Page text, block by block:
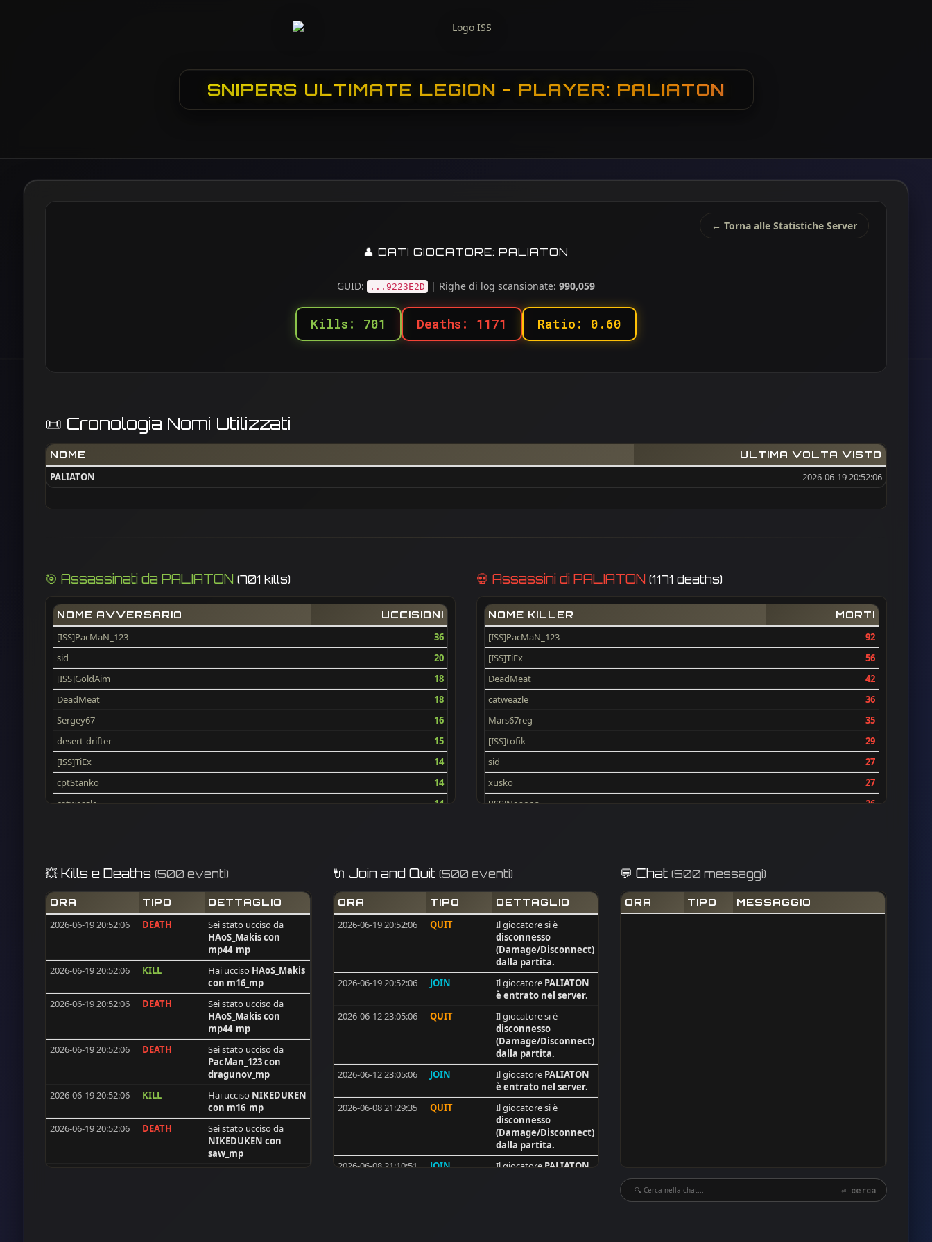
SNIPERS ULTIMATE LEGION - PLAYER: PALIATON
← Torna alle Statistiche Server
👤 DATI GIOCATORE: PALIATON
GUID: ...9223E2D | Righe di log scansionate: 990,059
Kills: 701 Deaths: 1171 Ratio: 0.60
📜 Cronologia Nomi Utilizzati
NOME ULTIMA VOLTA VISTO
PALIATON 2026-06-19 20:52:06
🎯 Assassinati da PALIATON (701 kills)
NOME AVVERSARIO UCCISIONI
[ISS]PacMaN_123
36
sid
20
[ISS]GoldAim
18
DeadMeat
18
Sergey67
16
desert-drifter
15
[ISS]TiEx
14
cptStanko
14
catweazle
14
TwistedClown
CRO_Dema
12
voxx
12
dobarkolebac
12
man_dao
12
Mauser
11
Mars67reg
9
[ISS]RaiNTeaR
9
Vinerianias
8
djanus
8
💀 Assassini di PALIATON (1171 deaths)
NOME KILLER MORTI
[ISS]PacMaN_123
92
[ISS]TiEx
56
DeadMeat
42
catweazle
36
Mars67reg
35
[ISS]tofik
29
sid
27
xusko
27
[ISS]Nenoos
26
-[V]4L-@-BILL
[ISS]GoldAim
I_R
breloque
synshallere
desert-drifter
[ISS]Trackerman
no_name
max
HAoS_Makis
BAM
djanus
CRO_Dema
12
12
💥 Kills e Deaths (500 eventi)
ORA TIPO DETTAGLIO
2026-06-19 20:52:06 DEATH
Sei stato ucciso da
HAoS_Makiscon
mp44_mp
2026-06-19 20:52:06
KILL Hai ucciso HAoS_Makis
con m16_mp
2026-06-19 20:52:06
DEATH
Sei stato ucciso da
HAoS_Makiscon
mp44_mp
2026-06-19 20:52:06
DEATH
Sei stato ucciso da
PacMan_123con
dragunov_mp
2026-06-19 20:52:06
KILL Hai ucciso NIKEDUKEN
con m16_mp
2026-06-19 20:52:06
DEATH
Sei stato ucciso da
NIKEDUKEN con
saw_mp
🔌 Join and Quit (500 eventi)
ORA TIPO DETTAGLIO
2026-06-19 20:52:06 QUIT
Il giocatore si è
disconnesso
(Damage/Disconnect)
dalla partita.
2026-06-19 20:52:06
JOIN Il giocatore PALIATON
è entrato nel server.
2026-06-12 23:05:06
QUIT
Il giocatore si è
disconnesso
(Damage/Disconnect)
dalla partita.
2026-06-12 23:05:06
JOIN Il giocatore PALIATON
è entrato nel server.
2026-06-08 21:29:35
QUIT
Il giocatore si è
disconnesso
(Damage/Disconnect)
dalla partita.
2026-06-08 21:10:51
JOIN Il giocatore PALIATON
💬 Chat(500 messaggi)
ORA TIPO MESSAGGIO
⏎ cerca